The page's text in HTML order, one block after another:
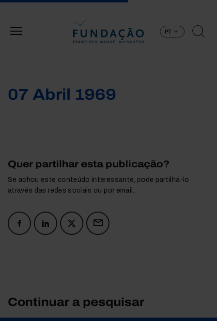
PT
07 Abril 1969
Quer partilhar esta publicação?
Se achou este conteúdo interessante, pode partilhá-lo
através das redes sociais ou por email.
Continuar a pesquisar